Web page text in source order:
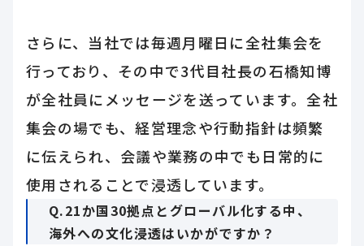
さらに、当社では毎週月曜日に全社集会を
行っており、その中で3代目社長の石橋知博
が全社員にメッセージを送っています。全社
集会の場でも、経営理念や行動指針は頻繁
に伝えられ、会議や業務の中でも日常的に
使用されることで浸透しています。
Q.21か国30拠点とグローバル化する中、
海外への文化浸透はいかがですか？